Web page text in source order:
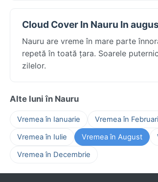
Cloud Cover In Nauru In
Nauru are vreme în mare parte
repetă în toată țara. Soarele
zilelor.
Alte luni în Nauru
Vremea în Ianuarie Vremea în
Vremea în Iulie
Vremea în August
Vremea în Decembrie